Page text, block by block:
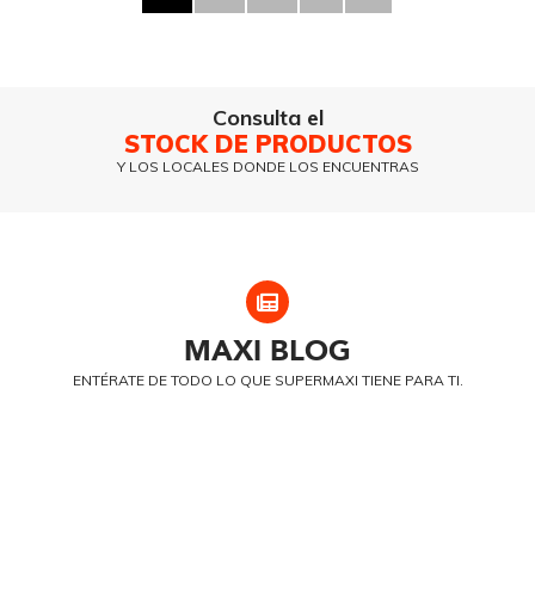
Consulta el
STOCK DE PRODUCTOS
Y LOS LOCALES DONDE LOS ENCUENTRAS
MAXI BLOG
ENTÉRATE DE TODO LO QUE SUPERMAXI TIENE PARA TI.